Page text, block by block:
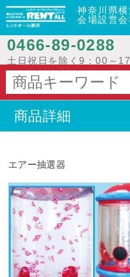
神奈川県
会場設営会
0466‐89‐0288
土日祝日を除く9：00～
商品詳細
エアー抽選器